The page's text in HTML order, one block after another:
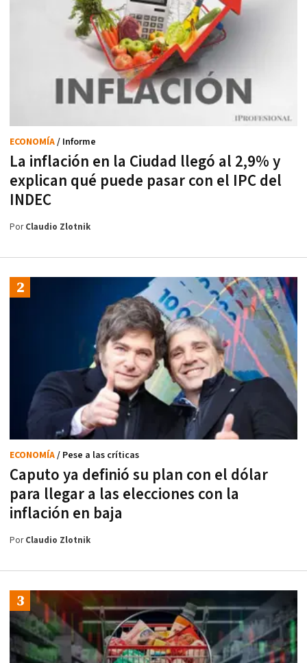
La inflación en la Ciudad llegó al 2,9% y
explican qué puede pasar con el IPC del
INDEC
ECONOMÍA/ Informe
PorClaudio Zlotnik
Caputo ya definió su plan con el dólar
para llegar a las elecciones con la
inflación en baja
ECONOMÍA/ Pese a las críticas
PorClaudio Zlotnik